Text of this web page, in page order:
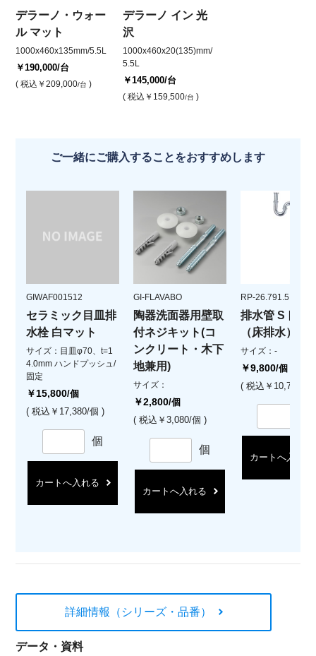
デラーノ・ウォー
ル マット
1000x460x135mm/5.5L
￥190,000/台
( 税込 ￥209,000/台 )
デラーノ イン 光
沢
1000x460x20(135)mm/
5.5L
￥145,000/台
( 税込 ￥159,500/台 )
ご一緒にご購入することをおすすめします
GIWAF001512
セラミック目皿排
水栓 白マット
サイズ：目皿φ70、t=1
4.0mm ハンドプッシュ/
固定
￥15,800/個
( 税込￥17,380/個 )
個
カートへ入れる
GI-FLAVABO
陶器洗面器用壁取
付ネジキット(コ
ンクリート・木下
地兼用)
サイズ：
￥2,800/個
( 税込￥3,080/個 )
個
カートへ入れる
RP-26.791.5
排水管 Sトラ
（床排水）
サイズ：-
￥9,800/個
( 税込￥10,780/個
カートへ入れる
詳細情報（シリーズ・品番）
データ・資料